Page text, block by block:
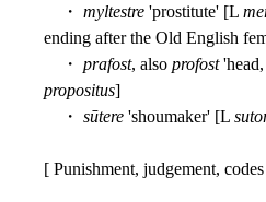
・ myltestre 'prostitute' [L
ending after the Old English
・ prafost, also profost
propositus]
・ sūtere 'shoumaker' [L
[ Punishment, judgement,